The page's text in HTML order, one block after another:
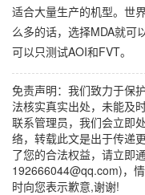
适合大量生产的机型。世
么多的话，选择MDA就可
可以只测试AOI和FVT。
免责声明：我们致力于保
法核实真实出处，未能及
联系管理员，我们会立即
络，转载此文是出于传递
了您的合法权益，请立即
192666044@qq.com)，
时向您表示歉意,谢谢!